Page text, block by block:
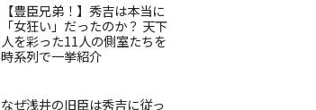
【豊臣兄弟！】秀吉は本当に
「女狂い」だったのか？ 天下
人を彩った11人の側室たちを
時系列で一挙紹介
なぜ浅井の旧臣は秀吉に従っ